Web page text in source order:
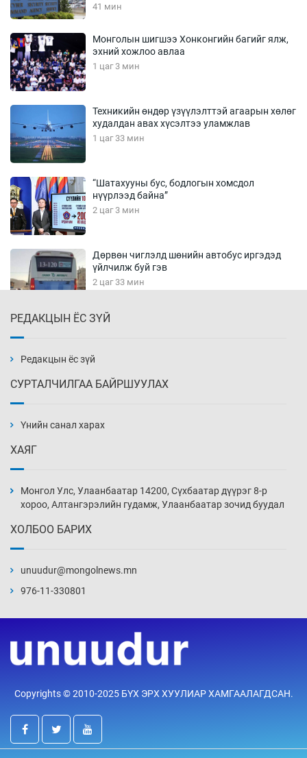
41 мин
Монголын шигшээ Хонконгийн багийг ялж,
эхний хожлоо авлаа
1 цаг 3 мин
Техникийн өндөр үзүүлэлттэй агаарын хөлөг
худалдан авах хүсэлтээ уламжлав
1 цаг 33 мин
“Шатахууны бус, бодлогын хомсдол
нүүрлээд байна”
2 цаг 3 мин
Дөрвөн чиглэлд шөнийн автобус иргэдэд
үйлчилж буй гэв
2 цаг 33 мин
3 цаг 3 мин
3 цаг 33 мин
4 цаг 3 мин
4 цаг 33 мин
5 цаг 3 мин
халаасыг тэмтэрч эхэллээ
5 цаг 33 мин
РЕДАКЦЫН ЁС ЗҮЙ
Редакцын ёс зүй
СУРТАЛЧИЛГАА БАЙРШУУЛАХ
Үнийн санал харах
ХАЯГ
Монгол Улс, Улаанбаатар 14200, Сүхбаатар дүүрэг 8-р
хороо, Алтангэрэлийн гудамж, Улаанбаатар зочид буудал
ХОЛБОО БАРИХ
unuudur@mongolnews.mn
976-11-330801
Copyrights © 2010-2025 БҮХ ЭРХ ХУУЛИАР ХАМГААЛАГДСАН.